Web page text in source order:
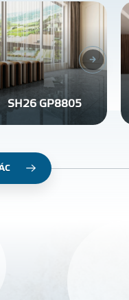
SH26 GP8805